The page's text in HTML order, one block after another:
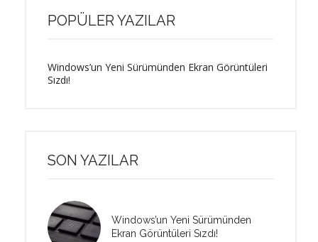
POPÜLER YAZILAR
Windows’un Yeni Sürümünden Ekran Görüntüleri
Sızdı!
SON YAZILAR
Windows’un Yeni Sürümünden
Ekran Görüntüleri Sızdı!